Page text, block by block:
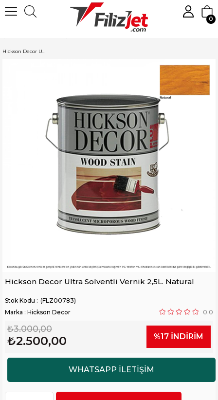
0
Hickson Decor Ultra Solventli Vernik 2,5L. Natural
Hickson Decor Ultra Solventli Vernik 2,5L. Natural
(FLZ00783)
Marka : Hickson Decor 0.0
₺3.000,00
₺2.500,00 %17 İNDIRIM